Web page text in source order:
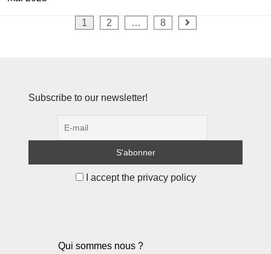
1 2 … 8
Subscribe to our newsletter!
I accept the privacy policy
Qui sommes nous ?